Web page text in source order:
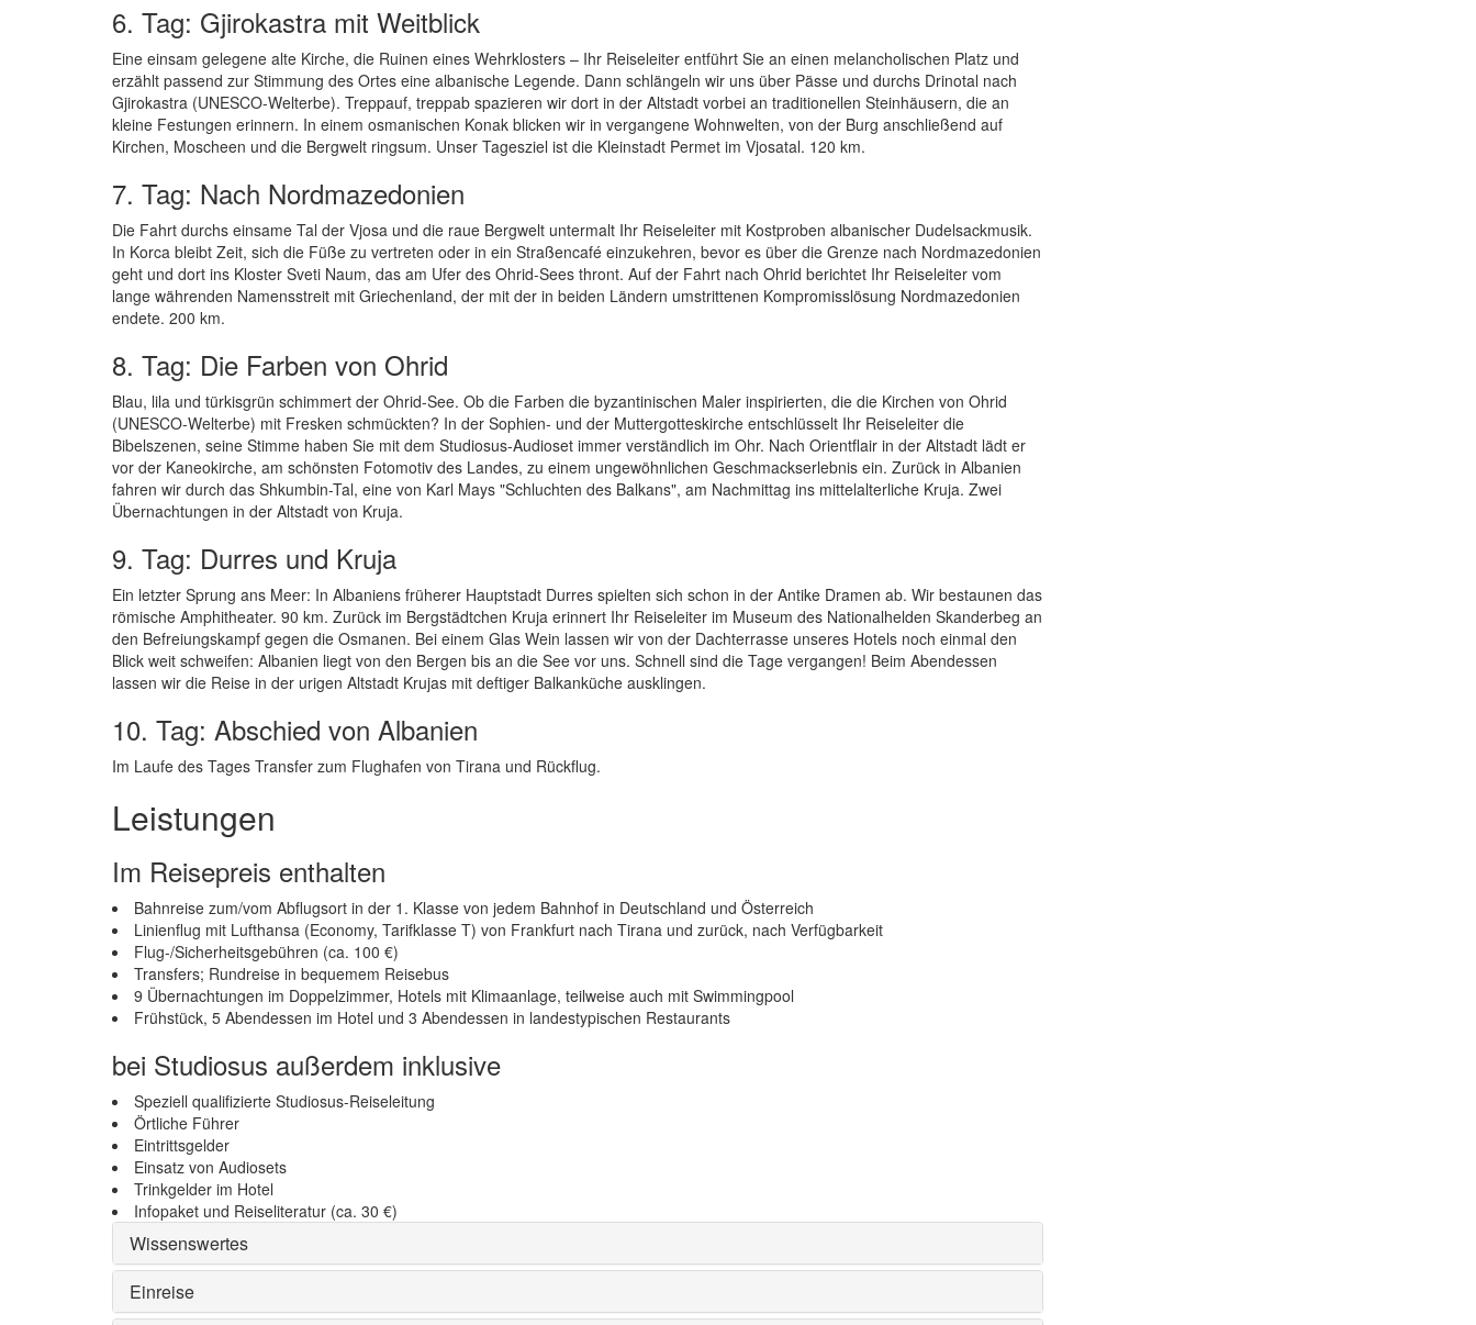
6. Tag: Gjirokastra mit Weitblick
Eine einsam gelegene alte Kirche, die Ruinen eines Wehrklosters – Ihr Reiseleiter entführt Sie an einen melancholischen Platz und
erzählt passend zur Stimmung des Ortes eine albanische Legende. Dann schlängeln wir uns über Pässe und durchs Drinotal nach
Gjirokastra (UNESCO-Welterbe). Treppauf, treppab spazieren wir dort in der Altstadt vorbei an traditionellen Steinhäusern, die an
kleine Festungen erinnern. In einem osmanischen Konak blicken wir in vergangene Wohnwelten, von der Burg anschließend auf
Kirchen, Moscheen und die Bergwelt ringsum. Unser Tagesziel ist die Kleinstadt Permet im Vjosatal. 120 km.
7. Tag: Nach Nordmazedonien
Die Fahrt durchs einsame Tal der Vjosa und die raue Bergwelt untermalt Ihr Reiseleiter mit Kostproben albanischer Dudelsackmusik.
In Korca bleibt Zeit, sich die Füße zu vertreten oder in ein Straßencafé einzukehren, bevor es über die Grenze nach Nordmazedonien
geht und dort ins Kloster Sveti Naum, das am Ufer des Ohrid-Sees thront. Auf der Fahrt nach Ohrid berichtet Ihr Reiseleiter vom
lange währenden Namensstreit mit Griechenland, der mit der in beiden Ländern umstrittenen Kompromisslösung Nordmazedonien
endete. 200 km.
8. Tag: Die Farben von Ohrid
Blau, lila und türkisgrün schimmert der Ohrid-See. Ob die Farben die byzantinischen Maler inspirierten, die die Kirchen von Ohrid
(UNESCO-Welterbe) mit Fresken schmückten? In der Sophien- und der Muttergotteskirche entschlüsselt Ihr Reiseleiter die
Bibelszenen, seine Stimme haben Sie mit dem Studiosus-Audioset immer verständlich im Ohr. Nach Orientflair in der Altstadt lädt er
vor der Kaneokirche, am schönsten Fotomotiv des Landes, zu einem ungewöhnlichen Geschmackserlebnis ein. Zurück in Albanien
fahren wir durch das Shkumbin-Tal, eine von Karl Mays "Schluchten des Balkans", am Nachmittag ins mittelalterliche Kruja. Zwei
Übernachtungen in der Altstadt von Kruja.
9. Tag: Durres und Kruja
Ein letzter Sprung ans Meer: In Albaniens früherer Hauptstadt Durres spielten sich schon in der Antike Dramen ab. Wir bestaunen das
römische Amphitheater. 90 km. Zurück im Bergstädtchen Kruja erinnert Ihr Reiseleiter im Museum des Nationalhelden Skanderbeg an
den Befreiungskampf gegen die Osmanen. Bei einem Glas Wein lassen wir von der Dachterrasse unseres Hotels noch einmal den
Blick weit schweifen: Albanien liegt von den Bergen bis an die See vor uns. Schnell sind die Tage vergangen! Beim Abendessen
lassen wir die Reise in der urigen Altstadt Krujas mit deftiger Balkanküche ausklingen.
10. Tag: Abschied von Albanien
Im Laufe des Tages Transfer zum Flughafen von Tirana und Rückflug.
Leistungen
Im Reisepreis enthalten
Bahnreise zum/vom Abflugsort in der 1. Klasse von jedem Bahnhof in Deutschland und Österreich
Linienflug mit Lufthansa (Economy, Tarifklasse T) von Frankfurt nach Tirana und zurück, nach Verfügbarkeit
Flug-/Sicherheitsgebühren (ca. 100 €)
Transfers; Rundreise in bequemem Reisebus
9 Übernachtungen im Doppelzimmer, Hotels mit Klimaanlage, teilweise auch mit Swimmingpool
Frühstück, 5 Abendessen im Hotel und 3 Abendessen in landestypischen Restaurants
bei Studiosus außerdem inklusive
Speziell qualifizierte Studiosus-Reiseleitung
Örtliche Führer
Eintrittsgelder
Einsatz von Audiosets
Trinkgelder im Hotel
Infopaket und Reiseliteratur (ca. 30 €)
Wissenswertes
Einreise